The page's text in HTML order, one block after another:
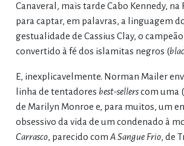
Canaveral, mais tarde Cabo Kennedy, na
para captar, em palavras, a linguagem
gestualidade de Cassius Clay, o
convertido à fé dos islamitas negros (
E, inexplicavelmente. Norman Mailer
linha de tentadores best-sellerscom uma
de Marilyn Monroe e, para muitos, um
obsessivo da vida de um condenado à
Carrasco, parecido com A Sangue Frio, de